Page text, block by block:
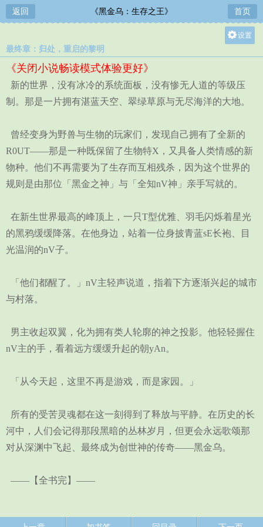
返回 《黑金乌：生存之王》 首页
设置
中
小
最终章：归处，重启的黎明
《关闭小说畅读模式体验更好》
新的世界，没有冰冷的系统面板，没有惨无人道的等级压
制。那是一片拥有湛蓝天空、翠绿草原与无尽海洋的大地。
曾经变身为野兽与生物的玩家们，发现自己拥有了全新的
R0UT——那是一种既保留了生物特X，又具备人类情感的新
物种。他们不再需要为了生存而互相残杀，因为这个世界的
规则是由那位「黑金之神」与「全知nV神」亲手写就的。
在新生世界最高的峰顶上，一只T型优雅、羽毛闪烁着星光
的黑鸦缓缓降落。在他身边，站着一位身披青蓝sE长袍、目
光温润的nV子。
「他们都醒了。」nV主轻声说道，指着下方逐渐兴起的城市
与村落。
男主收起双翼，化为拥有类人轮廓的神之投影。他轻轻握住
nV主的手，看着远方缓缓升起的朝yAn。
「从今天起，这里不再是游戏，而是家园。」
所有的受苦灵魂都在这一刻得到了释放与平静。在历史的长
河中，人们会记得那段黑暗的丛林岁月，但更会永远歌颂那
对从深渊中飞起、最终成为创世神的传奇——黑金乌。
——【全书完】——